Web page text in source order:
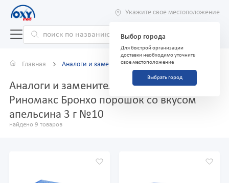
Укажите свое местоположение
Выбор города
Для быстрой организации
доставки необходимо уточнить
свое местоположение
Выбрать город
Главная Аналоги и заменители
Аналоги и заменители препарата
Риномакс Бронхо порошок со вкусом
апельсина 3 г №10
найдено 9 товаров